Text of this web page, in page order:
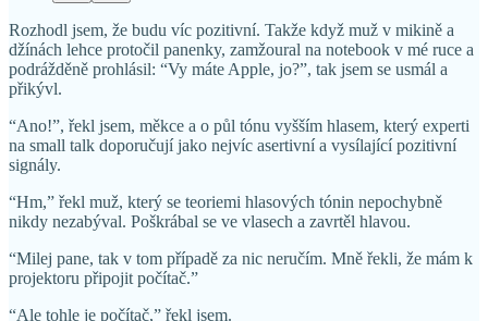
Rozhodl jsem, že budu víc pozitivní. Takže když muž v mikině a
džínách lehce protočil panenky, zamžoural na notebook v mé ruce a
podrážděně prohlásil: “Vy máte Apple, jo?”, tak jsem se usmál a
přikývl.
“Ano!”, řekl jsem, měkce a o půl tónu vyšším hlasem, který experti
na small talk doporučují jako nejvíc asertivní a vysílající pozitivní
signály.
“Hm,” řekl muž, který se teoriemi hlasových tónin nepochybně
nikdy nezabýval. Poškrábal se ve vlasech a zavrtěl hlavou.
“Milej pane, tak v tom případě za nic neručím. Mně řekli, že mám k
projektoru připojit počítač.”
“Ale tohle je počítač,” řekl jsem.